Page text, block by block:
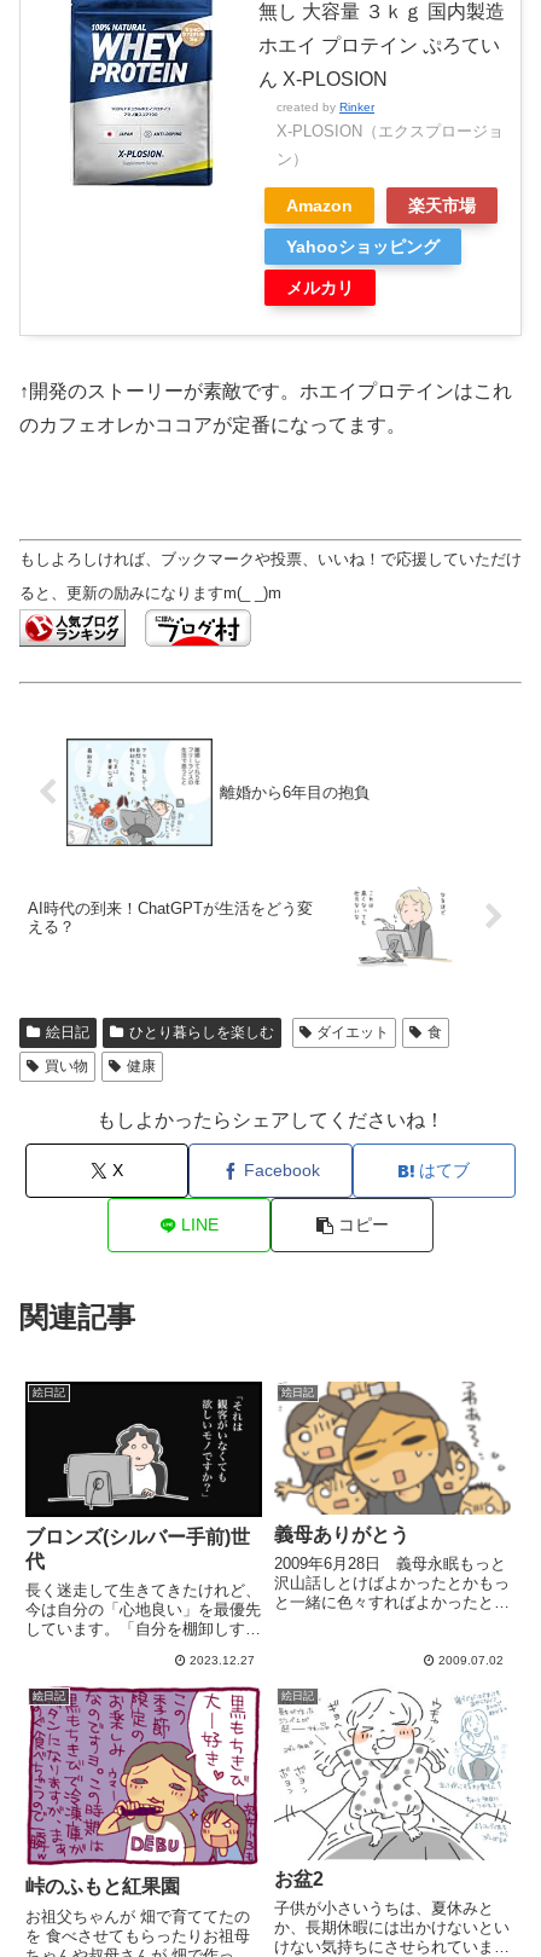
無し 大容量 ３ｋｇ 国内製造
ホエイ プロテイン ぷろてい
ん X-PLOSION
created by Rinker
X-PLOSION（エクスプロージョ
ン）
Amazon 楽天市場
Yahooショッピング
メルカリ
↑開発のストーリーが素敵です。ホエイプロテインはこれ
のカフェオレかココアが定番になってます。
もしよろしければ、ブックマークや投票、いいね！で応援していただけ
ると、更新の励みになりますm(_ _)m
離婚から6年目の抱負
AI時代の到来！ChatGPTが生活をどう変
える？
絵日記 ひとり暮らしを楽しむ ダイエット
食
買い物
健康
もしよかったらシェアしてくださいね！
X Facebook はてブ
LINE コピー
関連記事
絵日記
ブロンズ(シルバー手前)世
代
長く迷走して生きてきたけれど、
今は自分の「心地良い」を最優先
しています。「自分を棚卸しす
なことを考えることが増えた気が
します。考えすぎてしんどかった
時もあったけれど、今は楽しんで
います。哲学や行動経済学って面
白...
2023.12.27
絵日記
義母ありがとう
2009年6月28日 義母永眠もっと
沢山話しとけばよかったとかもっ
と一緒に色々すればよかったとか
後の時間、夫が側に居た。息子が
孝行をしてあげれたと、私...
2009.07.02
絵日記
峠のふもと紅果園
お祖父ちゃんが 畑で育ててたの
を 食べさせてもらったりお祖母
絵日記
お盆2
子供が小さいうちは、夏休みと
か、長期休暇には出かけないとい
けない気持ちにさせられていまし